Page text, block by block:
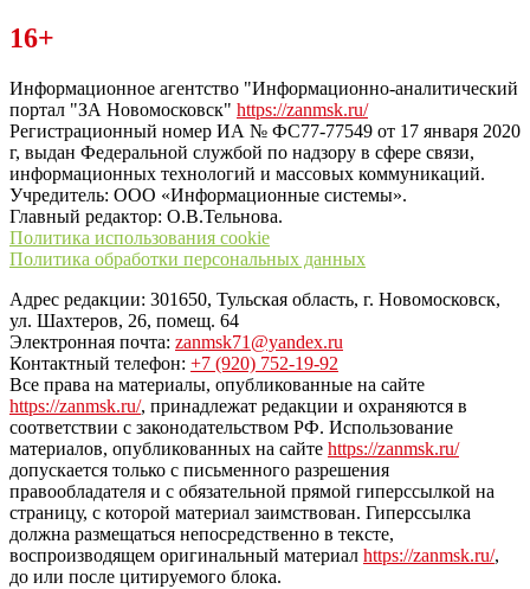
Читайте последние новости дня в Тульской области на сайте
“ЗаНовомосковск”
16+
Информационное агентство "Информационно-аналитический
портал "ЗА Новомосковск" https://zanmsk.ru/
Регистрационный номер ИА № ФС77-77549 от 17 января 2020
г, выдан Федеральной службой по надзору в сфере связи,
информационных технологий и массовых коммуникаций.
Учредитель: ООО «Информационные системы».
Главный редактор: О.В.Тельнова.
Политика использования cookie
Политика обработки персональных данных
Адрес редакции: 301650, Тульская область, г. Новомосковск,
ул. Шахтеров, 26, помещ. 64
Электронная почта: zanmsk71@yandex.ru
Контактный телефон: +7 (920) 752-19-92
Все права на материалы, опубликованные на сайте
https://zanmsk.ru/, принадлежат редакции и охраняются в
соответствии с законодательством РФ. Использование
материалов, опубликованных на сайте https://zanmsk.ru/
допускается только с письменного разрешения
правообладателя и с обязательной прямой гиперссылкой на
страницу, с которой материал заимствован. Гиперссылка
должна размещаться непосредственно в тексте,
воспроизводящем оригинальный материал https://zanmsk.ru/,
до или после цитируемого блока.